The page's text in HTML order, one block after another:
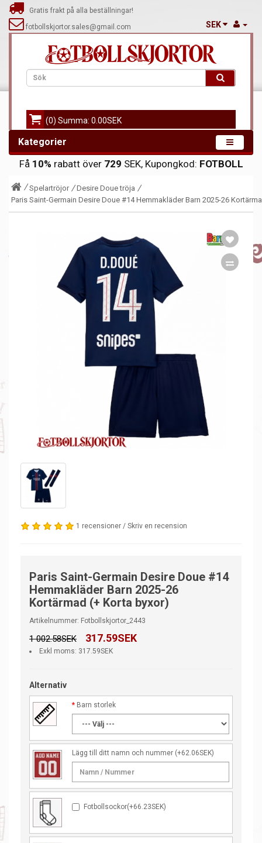
Gratis frakt på alla beställningar!
fotbollskjortor.sales@gmail.com
SEK
(0) Summa: 0.00SEK
Kategorier
Få 10% rabatt över 729 SEK, Kupongkod: FOTBOLL
Spelartröjor
Desire Doue tröja
Paris Saint-Germain Desire Doue #14 Hemmakläder Barn 2025-26
1 recensioner / Skriv en recension
Paris Saint-Germain Desire Doue #14
Hemmakläder Barn 2025-26
Kortärmad (+ Korta byxor)
Artikelnummer: Fotbollskjortor_2443
1 002.58SEK 317.59SEK
Exkl moms: 317.59SEK
Alternativ
Barn storlek
Lägg till ditt namn och nummer (+62.06SEK)
Fotbollsockor(+66.23SEK)